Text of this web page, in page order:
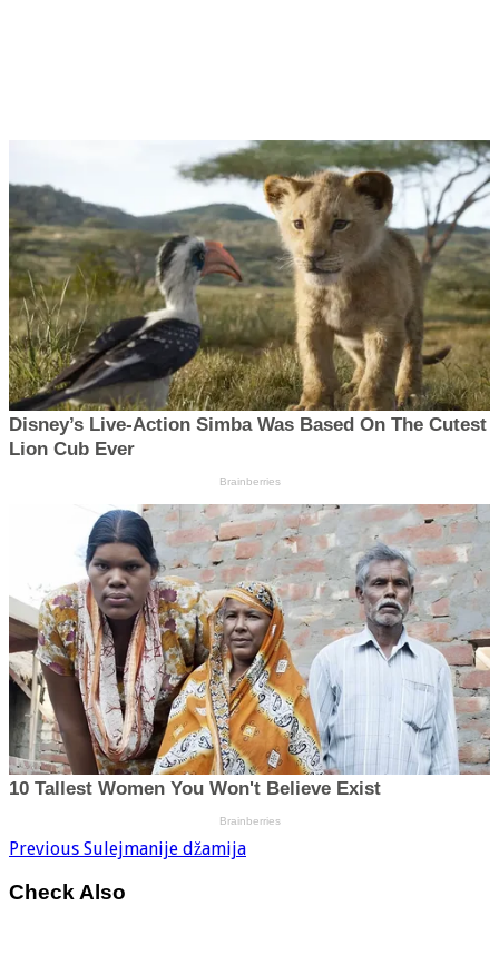
Previous Sulejmanije džamija
Check Also